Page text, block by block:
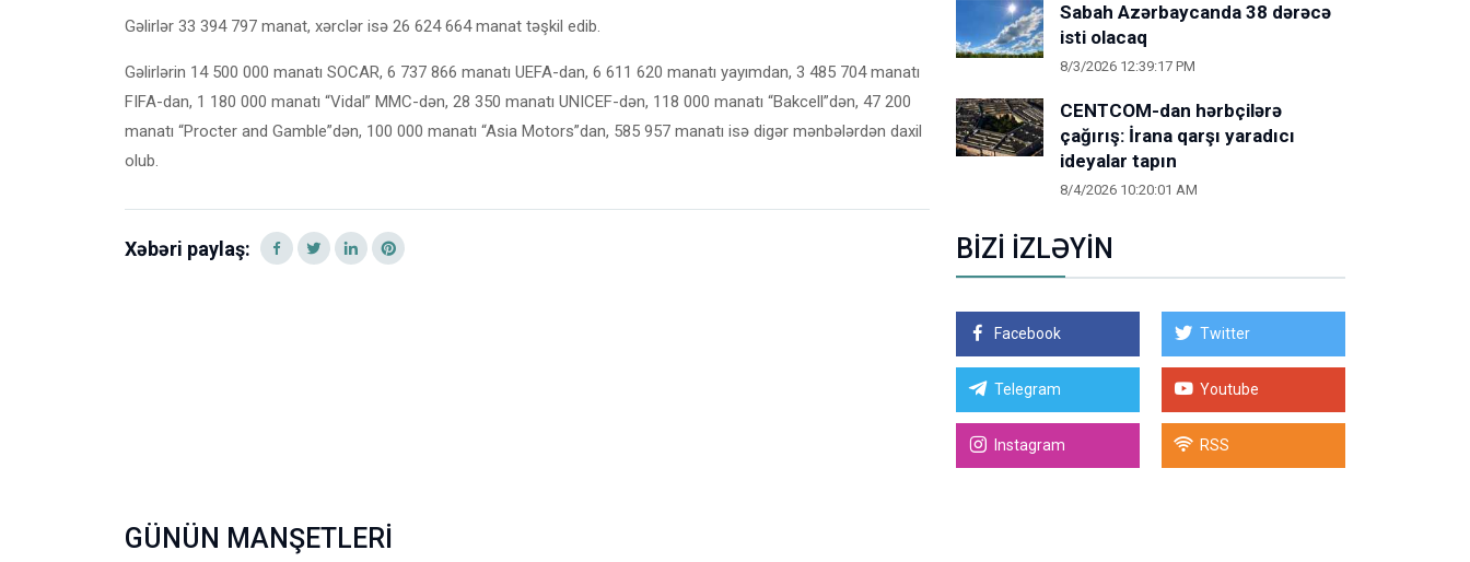
Gəlirlər 33 394 797 manat, xərclər isə 26 624 664 manat təşkil edib.
Gəlirlərin 14 500 000 manatı SOCAR, 6 737 866 manatı UEFA-dan, 6 611 620 manatı yayımdan, 3 485 704 manatı
FIFA-dan, 1 180 000 manatı “Vidal” MMC-dən, 28 350 manatı UNICEF-dən, 118 000 manatı “Bakcell”dən, 47 200
manatı “Procter and Gamble”dən, 100 000 manatı “Asia Motors”dan, 585 957 manatı isə digər mənbələrdən daxil
olub.
Xəbəri paylaş:
Sabah Azərbaycanda 38 dərəcə
isti olacaq
8/3/2026 12:39:17 PM
CENTCOM-dan hərbçilərə
çağırış: İrana qarşı yaradıcı
ideyalar tapın
8/4/2026 10:20:01 AM
BİZİ İZLƏYİN
Facebook Twitter
Telegram Youtube
Instagram RSS
GÜNÜN MANŞETLERİ